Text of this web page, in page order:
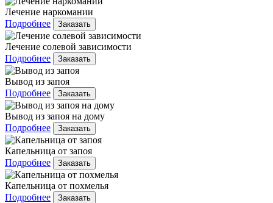
Лечение наркомании
Подробнее
Заказать
Лечение солевой зависимости
Подробнее
Заказать
Вывод из запоя
Подробнее
Заказать
Вывод из запоя на дому
Подробнее
Заказать
Капельница от запоя
Подробнее
Заказать
Капельница от похмелья
Подробнее
Заказать